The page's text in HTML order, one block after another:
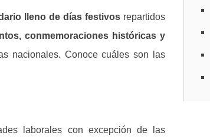
lleno de días festivos repartidos
conmemoraciones históricas y
nacionales. Conoce cuáles son las
laborales con excepción de las